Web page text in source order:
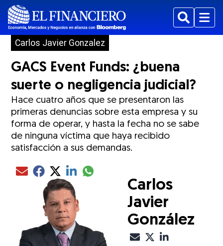
BuscarMenu
Carlos Javier Gonzalez
GACS Event Funds: ¿buena
suerte o negligencia judicial?
Hace cuatro años que se presentaron las
primeras denuncias sobre esta empresa y su
forma de operar, y hasta la fecha no se sabe
de ninguna víctima que haya recibido
satisfacción a sus demandas.
Compartir el artículo actual mediante Email
Compartir el artículo actual mediante Facebook
Compartir el artículo actual mediante Twitter
Compartir el artículo actual mediante LinkedIn
Compartir el artículo actual mediante
Carlos
Javier
González